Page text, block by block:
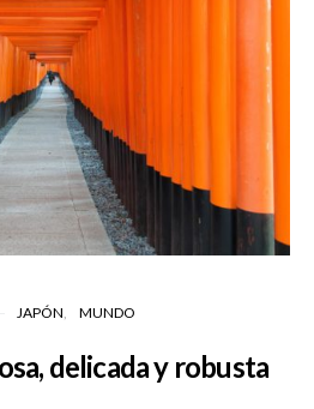
JAPÓN MUNDO
delicada y robusta